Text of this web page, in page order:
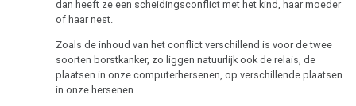
Immuunsysteem
Microben
constructie
dan heeft ze een scheidingsconflict met het kind, haar moeder
of haar nest.
Zoals de inhoud van het conflict verschillend is voor de twee
soorten borstkanker, zo liggen natuurlijk ook de relais, de
plaatsen in onze computerhersenen, op verschillende plaatsen
in onze hersenen.